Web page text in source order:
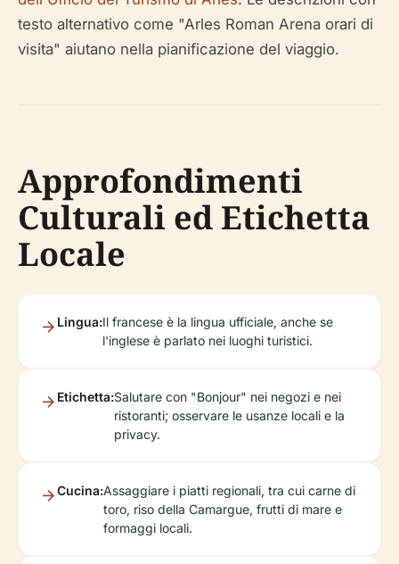
testo alternativo come "Arles Roman Arena orari di
visita" aiutano nella pianificazione del viaggio.
Approfondimenti
Culturali ed Etichetta
Locale
Lingua:Il francese è la lingua ufficiale, anche se
l'inglese è parlato nei luoghi turistici.
Etichetta:Salutare con "Bonjour" nei negozi e nei
ristoranti; osservare le usanze locali e la
privacy.
Cucina:Assaggiare i piatti regionali, tra cui carne di
toro, riso della Camargue, frutti di mare e
formaggi locali.